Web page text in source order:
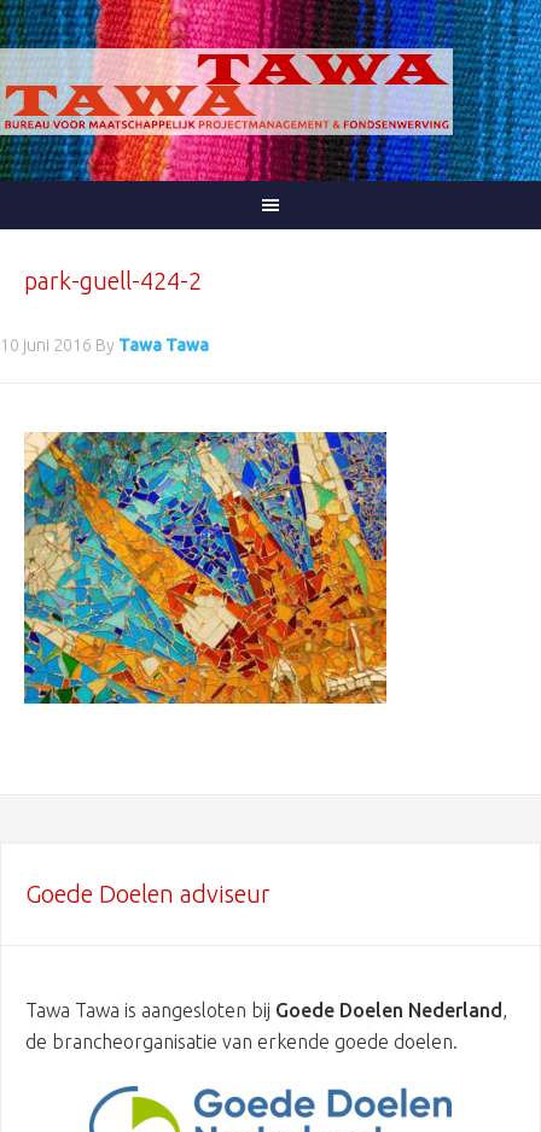
park-guell-424-2
10 juni 2016 By Tawa Tawa
Goede Doelen adviseur
Tawa Tawa is aangesloten bij Goede Doelen Nederland,
de brancheorganisatie van erkende goede doelen.